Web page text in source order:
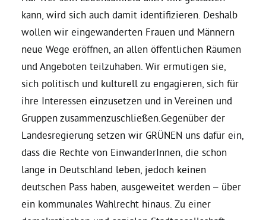
kann, wird sich auch damit identifizieren. Deshalb
wollen wir eingewanderten Frauen und Männern
neue Wege eröffnen, an allen öffentlichen Räumen
und Angeboten teilzuhaben. Wir ermutigen sie,
sich politisch und kulturell zu engagieren, sich für
ihre Interessen einzusetzen und in Vereinen und
Gruppen zusammenzuschließen.Gegenüber der
Landesregierung setzen wir GRÜNEN uns dafür ein,
dass die Rechte von EinwanderInnen, die schon
lange in Deutschland leben, jedoch keinen
deutschen Pass haben, ausgeweitet werden – über
ein kommunales Wahlrecht hinaus. Zu einer